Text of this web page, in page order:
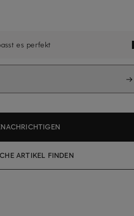
es perfekt
ARTIKEL FINDEN